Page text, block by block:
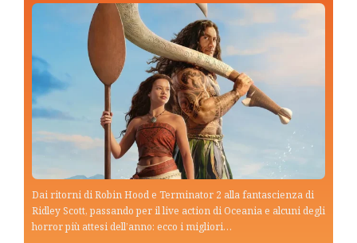
Dai ritorni di Robin Hood e Terminator 2 alla fantascienza di
Ridley Scott, passando per il live action di Oceania e alcuni degli
horror più attesi dell’anno: ecco i migliori…